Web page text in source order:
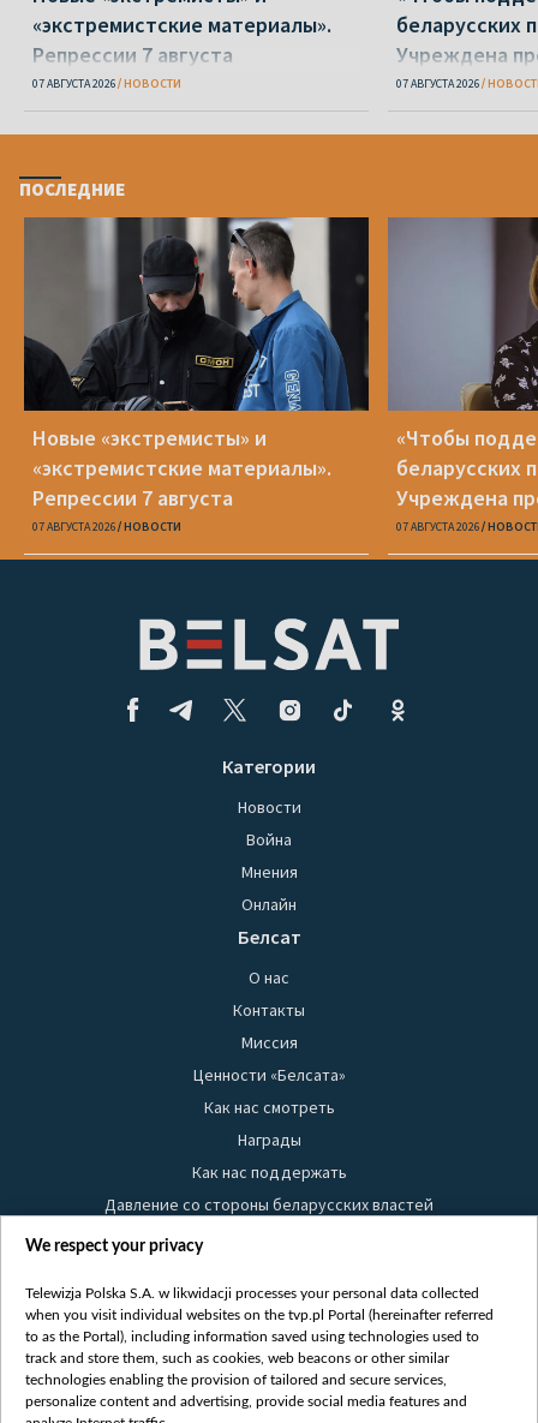
«экстремистские материалы».
Репрессии 7 августа
07 АВГУСТА 2026 НОВОСТИ
беларусских
Учреждена
Вежновец
07 АВГУСТА 2026
ПОСЛЕДНИЕ
Новые «экстремисты» и
«экстремистские материалы».
Репрессии 7 августа
07 АВГУСТА 2026 НОВОСТИ
«Чтобы
беларусских
Учреждена
Вежновец
07 АВГУСТА 2026
Категории
Новости
Война
Мнения
Онлайн
Белсат
О нас
Контакты
Миссия
Ценности «Белсата»
Как нас смотреть
Награды
Как нас поддержать
Давление со стороны беларусских властей
Правила использования материалов
Безопасность
Youtube
Белсат news
Белсат Life
We respect your privacy
Telewizja Polska S.A. w likwidacji processes your personal data collected
when you visit individual websites on the tvp.pl Portal (hereinafter referred
to as the Portal), including information saved using technologies used to
track and store them, such as cookies, web beacons or other similar
technologies enabling the provision of tailored and secure services,
personalize content and advertising, provide social media features and